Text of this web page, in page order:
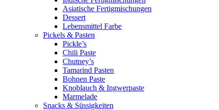
Asiatische Fertigmischungen
Dessert
Lebensmittel Farbe
Pickels & Pasten
Pickle’s
Chili Paste
Chutney’s
Tamarind Pasten
Bohnen Paste
Knoblauch & Ingwerpaste
Marmelade
Snacks & Süssigkeiten